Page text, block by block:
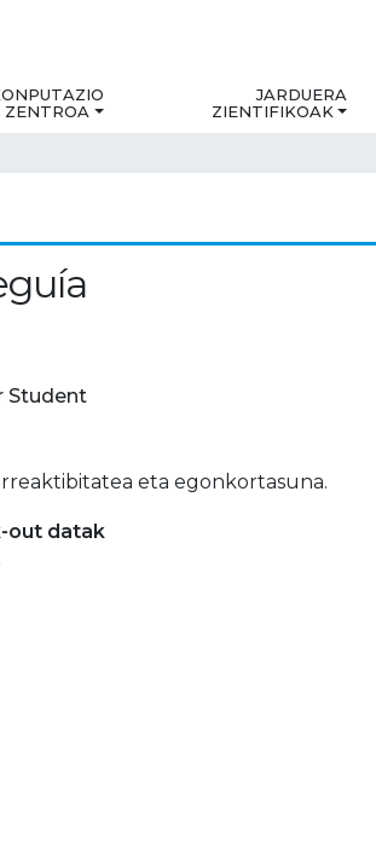
ZENTROA
JARDUERA
ZIENTIFIKOAK
Student
eta egonkortasuna.
out datak